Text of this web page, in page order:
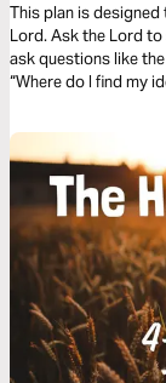
This plan is
Lord. Ask the Lord
ask questions like the
“Where do I find my